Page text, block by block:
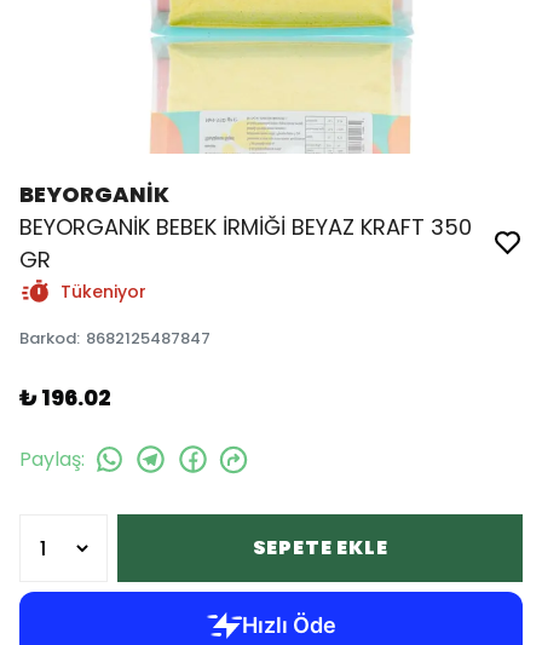
BEYORGANİK
BEYORGANİK BEBEK İRMİĞİ BEYAZ KRAFT 350
GR
Tükeniyor
Barkod: 8682125487847
₺ 196.02
Paylaş:
SEPETE EKLE